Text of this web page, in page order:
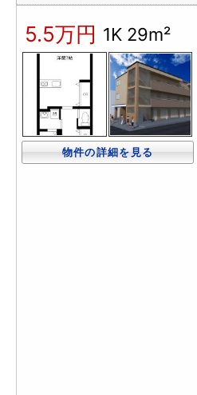
5.5万円 1K 29m²
物件の詳細を見る